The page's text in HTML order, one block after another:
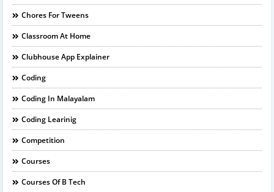
Chores For Tweens
Classroom At Home
Clubhouse App Explainer
Coding
Coding In Malayalam
Coding Learinig
Competition
Courses
Courses Of B Tech